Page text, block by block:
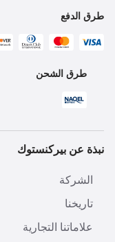
طرق الدفع
طرق الشحن
نبذة عن بيركنستوك
الشركة
تاريخنا
علاماتنا التجارية